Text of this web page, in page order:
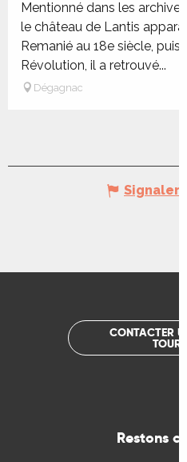
Mentionné dans les
le château de Lantis
Remanié au 18e siècle,
Révolution, il a retrouvé...
Dégagnac
Signaler
CONTACTER
Restons